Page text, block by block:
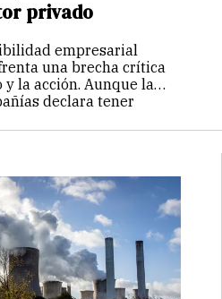
privado
empresarial
una brecha crítica
la acción. Aunque la
declara tener
o cuentan con…